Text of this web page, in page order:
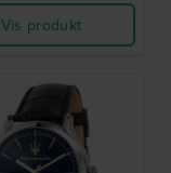
Vis produkt